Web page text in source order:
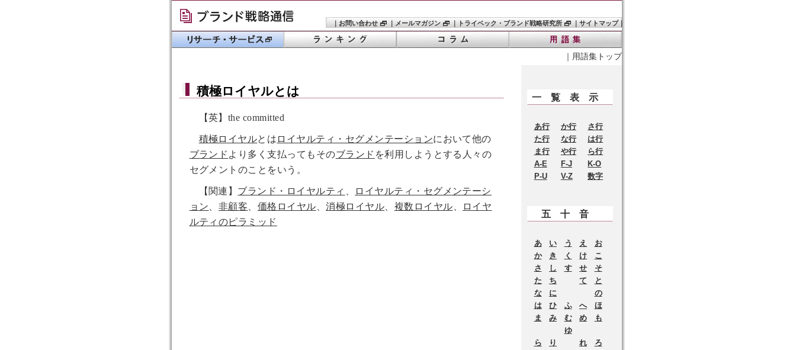
｜ お問い合わせ ｜ メールマガジン ｜ トライベック・ブランド戦略研究所 ｜ サイトマップ｜
｜ 用語集トップ
積極ロイヤルとは
【英】the committed
積極ロイヤルとは ロイヤルティ・セグメンテーションにおいて他の
ブランド より多く支払ってもそのブランド を利用しようとする人々の
セグメントのことをいう。
【関連】 ブランド・ロイヤルティ
ロイヤルティ・セグメンテーシ
ョン
非顧客 価格ロイヤル 、消極ロイヤル 複数ロイヤル
ロイヤ
ルティのピラミッド
一覧表示
あ行 か行
さ行
た行
な行
は行
ま行
や行
ら行
A-E
F-J
K-O
P-U
V-Z 数字
五十音
あ い う え
お
か
き く け
こ
さ
し す せ
そ
た
ち て
と
な
に
の
は
ひ ふ へ
ほ
ま
み む め
も
ゆ
ら
り れ
ろ